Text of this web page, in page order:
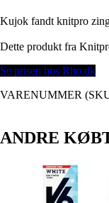
Kujok fandt knitpro
Dette produkt fra
Se prisen hos Rito.dk
VARENUMMER
ANDRE